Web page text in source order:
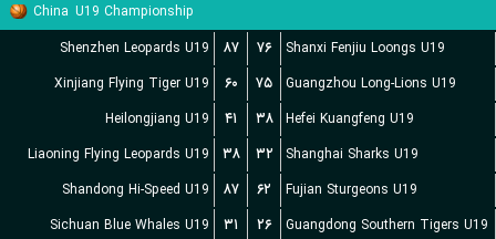
China U19 Championship
Shenzhen Leopards U19
۸۷ ۷۶
Shanxi Fenjiu Loongs U19
Xinjiang Flying Tiger U19
۶۰ ۷۵
Guangzhou Long-Lions U19
Heilongjiang U19
۴۱ ۳۸
Hefei Kuangfeng U19
Liaoning Flying Leopards U19
۳۸ ۳۲
Shanghai Sharks U19
Shandong Hi-Speed U19
۸۷ ۶۲
Fujian Sturgeons U19
Sichuan Blue Whales U19
۳۱ ۲۶
Guangdong Southern Tigers U19